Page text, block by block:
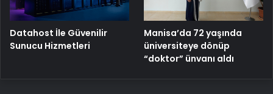
Datahost İle Güvenilir
Sunucu Hizmetleri
Manisa’da 72 yaşında
üniversiteye dönüp
“doktor” ünvanı aldı